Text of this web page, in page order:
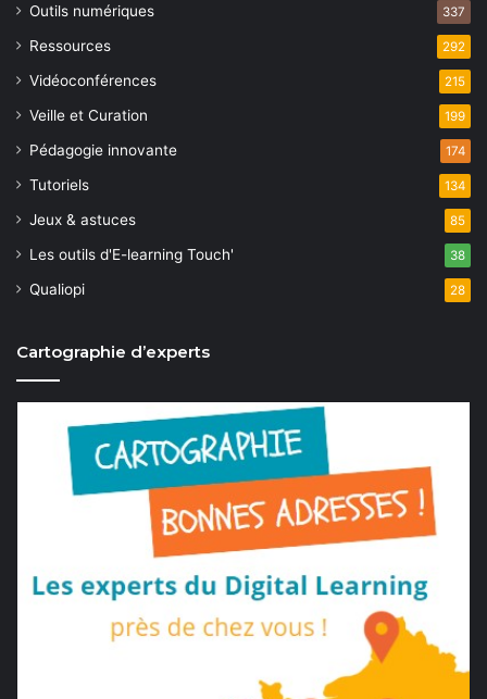
Outils numériques 337
Ressources 292
Vidéoconférences 215
Veille et Curation 199
Pédagogie innovante 174
Tutoriels 134
Jeux & astuces 85
Les outils d'E-learning Touch' 38
Qualiopi 28
Cartographie d’experts